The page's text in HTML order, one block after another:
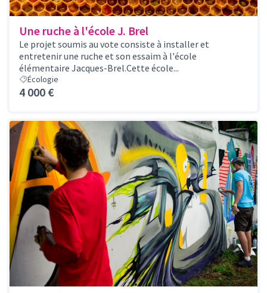
Une ruche à l'école J. Brel
Le projet soumis au vote consiste à installer et
entretenir une ruche et son essaim à l'école
élémentaire Jacques-Brel.Cette école...
Écologie
4 000 €